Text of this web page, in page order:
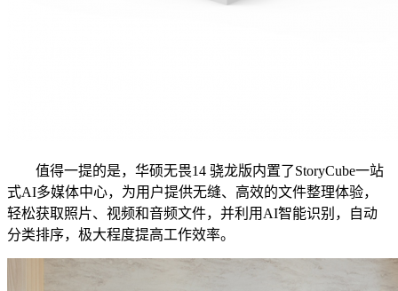
值得一提的是，华硕无畏14 骁龙版内置了StoryCube一站
式AI多媒体中心，为用户提供无缝、高效的文件整理体验，
轻松获取照片、视频和音频文件，并利用AI智能识别，自动
分类排序，极大程度提高工作效率。